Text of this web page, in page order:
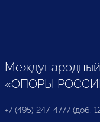
Международный
«ОПОРЫ
+7 (495) 247-4777 (доб.